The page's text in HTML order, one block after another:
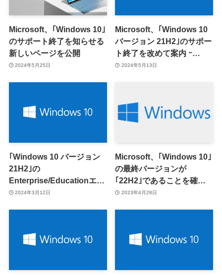
Microsoft、｢Windows 10｣
のサポート終了を知らせる
新しいページを公開
2024年5月25日
Microsoft、｢Windows 10
バージョン 21H2｣のサポー
ト終了を改めて案内 ｰ
Enterprise/Educationエデ
2024年5月13日
｢Windows 10 バージョン
21H2｣の
Enterprise/Educationエデ
ィション、今年6月11日で
2024年3月12日
Microsoft、｢Windows 10｣
の最終バージョンが
｢22H2｣であることを確認 −
｢Windows 11 LTSC｣は
2023年4月28日